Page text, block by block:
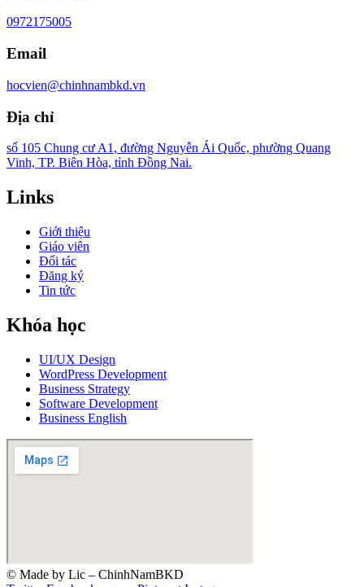
0972175005
Email
hocvien@chinhnambkd.vn
Địa chỉ
số 105 Chung cư A1, đường Nguyễn Ái Quốc, phường Quang
Vinh, TP. Biên Hòa, tỉnh Đồng Nai.
Links
Giới thiệu
Giáo viên
Đối tác
Đăng ký
Tin tức
Khóa học
UI/UX Design
WordPress Development
Business Strategy
Software Development
Business English
© Made by Lic – ChinhNamBKD